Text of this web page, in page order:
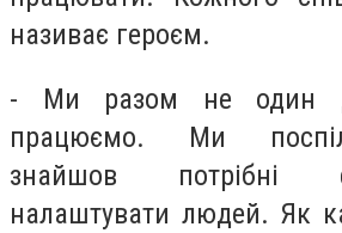
називає героєм.
- Ми разом не один
працюємо. Ми
знайшов потрібні
налаштувати людей. Як